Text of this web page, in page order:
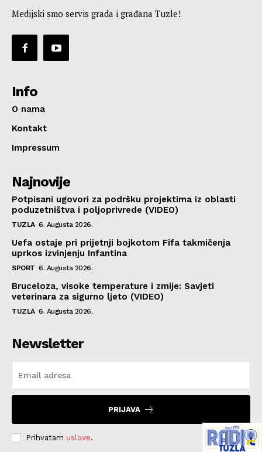
Medijski smo servis grada i građana Tuzle!
Info
O nama
Kontakt
Impressum
Najnovije
Potpisani ugovori za podršku projektima iz oblasti
poduzetništva i poljoprivrede (VIDEO)
TUZLA 6. Augusta 2026.
Uefa ostaje pri prijetnji bojkotom Fifa takmičenja
uprkos izvinjenju Infantina
SPORT 6. Augusta 2026.
Bruceloza, visoke temperature i zmije: Savjeti
veterinara za sigurno ljeto (VIDEO)
TUZLA 6. Augusta 2026.
Newsletter
PRIJAVA
Prihvatam uslove.